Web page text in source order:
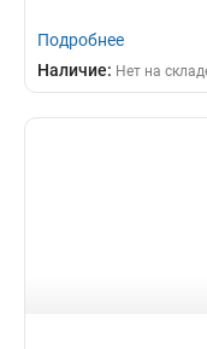
Подробнее
Наличие: Нет на